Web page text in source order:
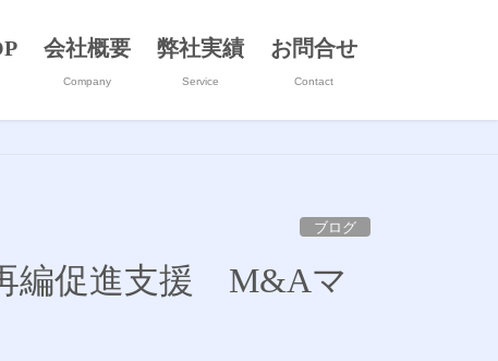
会社概要
Company
弊社実績
Service
お問合せ
Contact
ブログ
編促進支援 M&Aマ